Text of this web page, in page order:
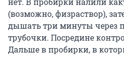
(возможно, физраствор),
дышать три минуты через
трубочки. Посредине
Дальше в пробирки, в